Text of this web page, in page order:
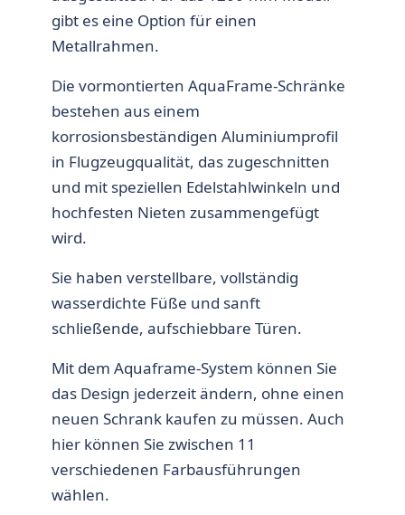
gibt es eine Option für einen
Metallrahmen.
Die vormontierten AquaFrame-Schränke
bestehen aus einem
korrosionsbeständigen Aluminiumprofil
in Flugzeugqualität, das zugeschnitten
und mit speziellen Edelstahlwinkeln und
hochfesten Nieten zusammengefügt
wird.
Sie haben verstellbare, vollständig
wasserdichte Füße und sanft
schließende, aufschiebbare Türen.
Mit dem Aquaframe-System können Sie
das Design jederzeit ändern, ohne einen
neuen Schrank kaufen zu müssen. Auch
hier können Sie zwischen 11
verschiedenen Farbausführungen
wählen.